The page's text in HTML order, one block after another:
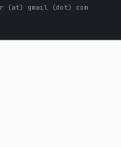
(at) gmail (dot) com